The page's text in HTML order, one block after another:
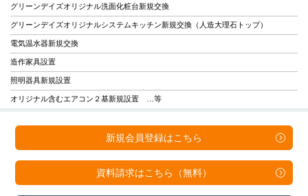
グリーンデイズオリジナル洗面化粧台新規交換
グリーンデイズオリジナルシステムキッチン新規交換（人造大理石トップ）
電気温水器新規交換
造作家具設置
照明器具新規設置
オリジナル含むエアコン２基新規設置 …等
新規会員登録はこちら
資料請求はこちら（無料）